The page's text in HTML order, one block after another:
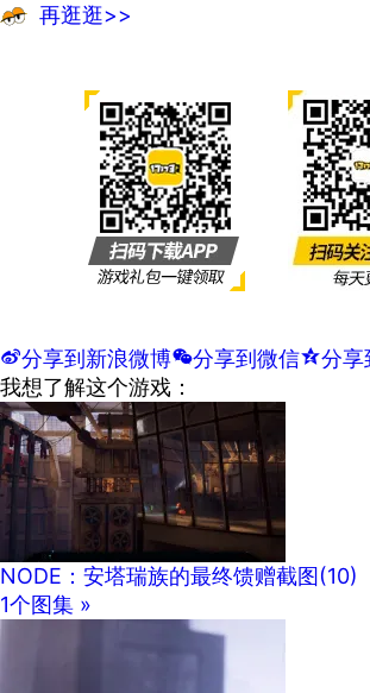
再逛逛>>
t分享到新浪微博w分享到微信z分享
我想了解这个游戏：
NODE：安塔瑞族的最终馈赠截图(10)
1个图集 »